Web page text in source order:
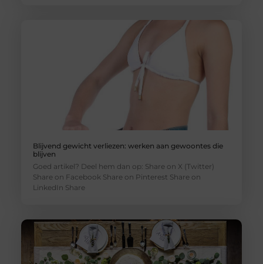
Blijvend gewicht verliezen: werken aan gewoontes die
blijven
Goed artikel? Deel hem dan op: Share on X (Twitter)
Share on Facebook Share on Pinterest Share on
LinkedIn Share